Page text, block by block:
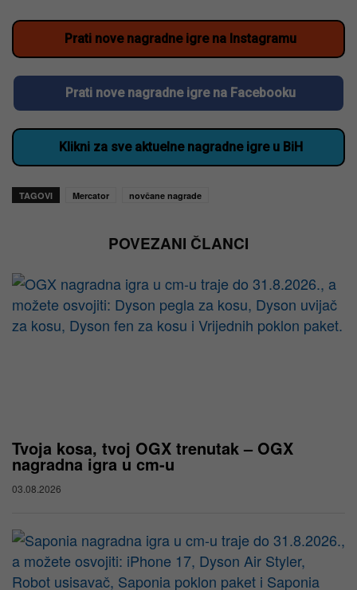
Prati nove nagradne igre na Instagramu
Prati nove nagradne igre na Facebooku
Klikni za sve aktuelne nagradne igre u BiH
TAGOVI Mercator novčane nagrade
POVEZANI ČLANCI
Tvoja kosa, tvoj OGX trenutak – OGX
nagradna igra u cm-u
03.08.2026